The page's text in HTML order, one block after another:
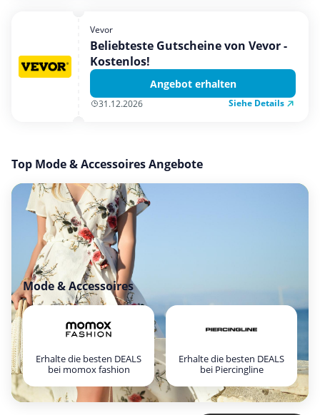
Vevor
Beliebteste Gutscheine von Vevor -
Kostenlos!
Angebot erhalten
31.12.2026 Siehe Details
Top Mode & Accessoires Angebote
Mode & Accessoires
Erhalte die besten DEALS
bei momox fashion
Erhalte die besten DEALS
bei Piercingline